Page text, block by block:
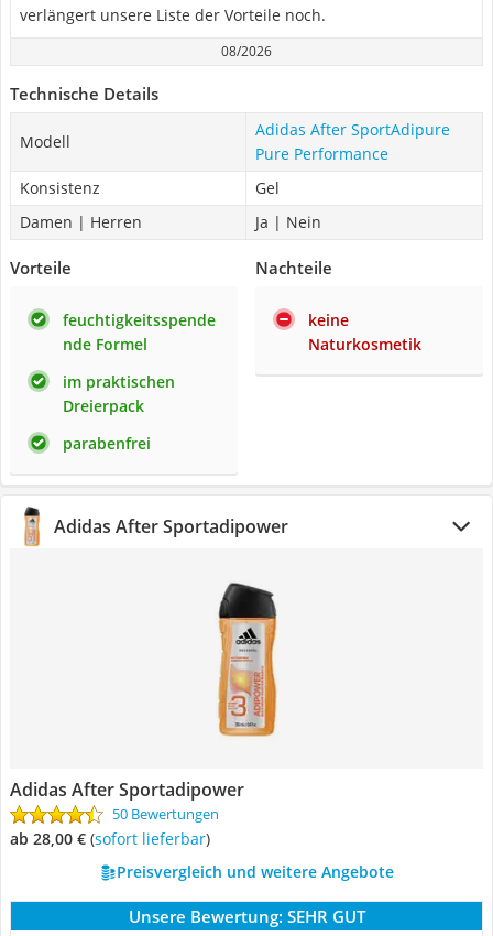
verlängert unsere Liste der Vorteile noch.
08/2026
Technische Details
Modell
Adidas After SportAdipure
Pure Performance
Konsistenz
Gel
Damen | Herren
Ja | Nein
Vorteile
feuchtigkeitsspende
nde Formel
im praktischen
Dreierpack
parabenfrei
Nachteile
keine
Naturkosmetik
Adidas After Sportadipower
Adidas After Sportadipower
50 Bewertungen
ab 28,00 € ( Sofort lieferbar)
Preisvergleich und weitere Angebote
Unsere Bewertung: SEHR GUT